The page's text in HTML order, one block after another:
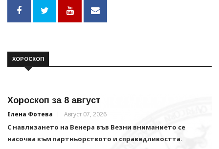
ХОРОСКОП
Хороскоп за 8 август
Елена Фотева Август 07, 2026
С навлизането на Венера във Везни вниманието се
насочва към партньорството и справедливостта.